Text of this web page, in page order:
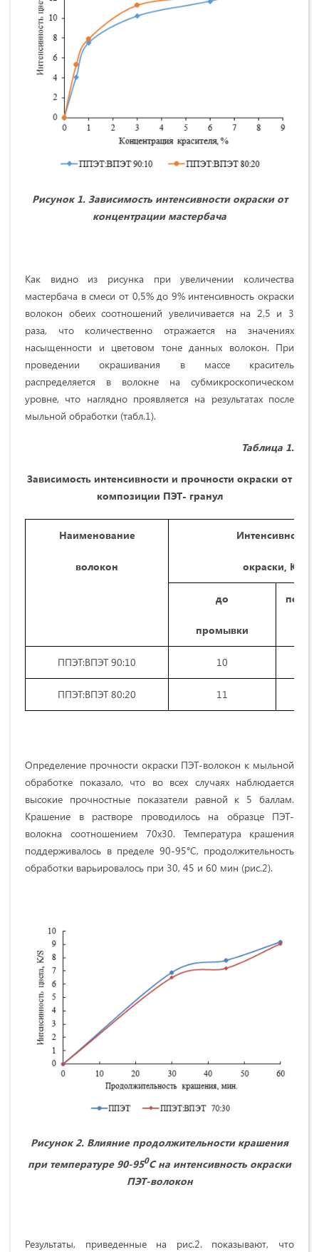
Рисунок 1. Зависимость интенсивности окраски от
концентрации мастербача
Как видно из рисунка при увеличении количества
мастербача в смеси от 0,5% до 9% интенсивность окраски
волокон обеих соотношений увеличивается на 2,5 и 3
раза, что количественно отражается на значениях
насыщенности и цветовом тоне данных волокон. При
проведении окрашивания в массе краситель
распределяется в волокне на субмикроскопическом
уровне, что наглядно проявляется на результатах после
мыльной обработки (табл.1).
Таблица 1.
Зависимость интенсивности и прочности окраски от
композиции ПЭТ- гранул
Наименование
волокон
Интенсивность
окраски, К/
до
промывки
ППЭТ:ВПЭТ 90:10 10
ППЭТ:ВПЭТ 80:20 11
Определение прочности окраски ПЭТ-волокон к мыльной
обработке показало, что во всех случаях наблюдается
высокие прочностные показатели равной к 5 баллам.
Крашение в растворе проводилось на образце ПЭТ-
волокна соотношением 70х30. Температура крашения
поддерживалось в пределе 90-95°С, продолжительность
обработки варьировалось при 30, 45 и 60 мин (рис.2).
Рисунок 2. Влияние продолжительности крашения
при температуре 90-950С на интенсивность окраски
ПЭТ-волокон
Результаты, приведенные на рис.2. показывают, что